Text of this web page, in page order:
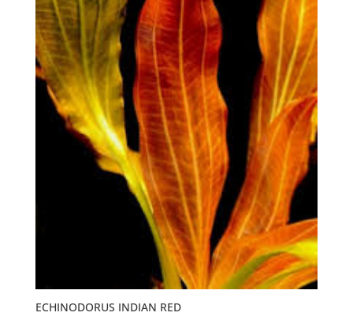
ECHINODORUS INDIAN RED